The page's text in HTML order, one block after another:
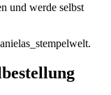
und werde selbst